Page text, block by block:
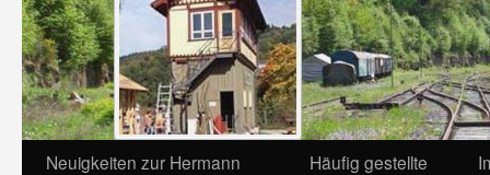
Neuigkeiten zur Hermann
Häufig gestellte